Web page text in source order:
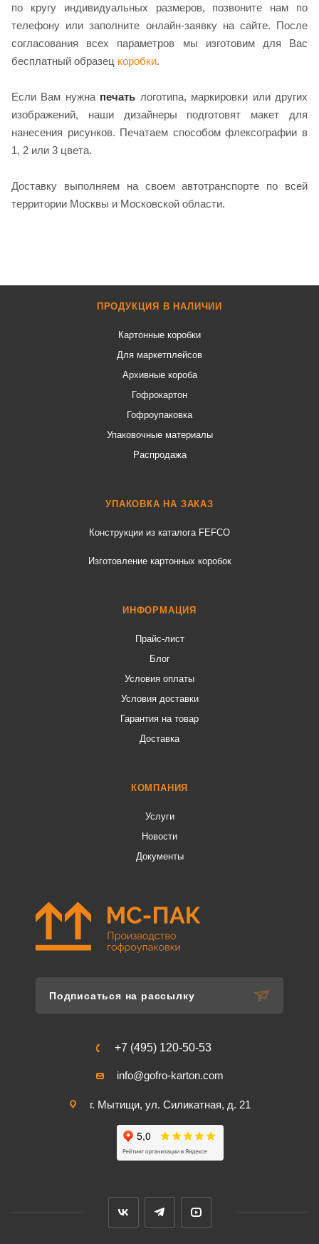
по кругу индивидуальных размеров, позвоните нам по
телефону или заполните онлайн-заявку на сайте. После
согласования всех параметров мы изготовим для Вас
бесплатный образец коробки.
Если Вам нужна печать логотипа, маркировки или других
изображений, наши дизайнеры подготовят макет для
нанесения рисунков. Печатаем способом флексографии в
1, 2 или 3 цвета.
Доставку выполняем на своем автотранспорте по всей
территории Москвы и Московской области.
ПРОДУКЦИЯ В НАЛИЧИИ
Картонные коробки
Для маркетплейсов
Архивные короба
Гофрокартон
Гофроупаковка
Упаковочные материалы
Распродажа
УПАКОВКА НА ЗАКАЗ
Конструкции из каталога FEFCO
Изготовление картонных коробок
ИНФОРМАЦИЯ
Прайс-лист
Блог
Условия оплаты
Условия доставки
Гарантия на товар
Доставка
КОМПАНИЯ
Услуги
Новости
Документы
Подписаться на рассылку
+7 (495) 120-50-53
info@gofro-karton.com
г. Мытищи, ул. Силикатная, д. 21